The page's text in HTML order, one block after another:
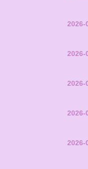
2026-
2026-
2026-
2026-
2026-